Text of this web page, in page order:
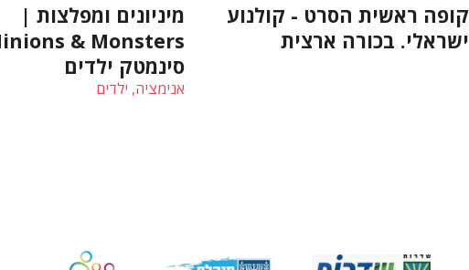
קופה ראשית הסרט - קולנוע
ישראלי. בכורה ארצית
מיניונים ומפלצות |
סינמטק ילדים
אנימציה, ילדים